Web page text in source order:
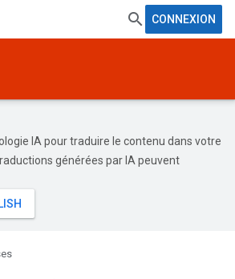
CONNEXION
IA pour traduire le contenu dans votre
générées par IA peuvent